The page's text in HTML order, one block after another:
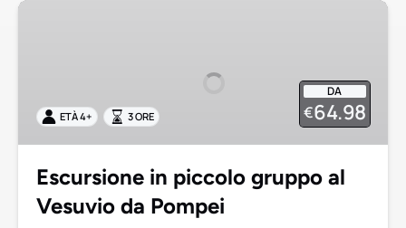
Escursione
Vesuvio
da
DA
€64.98
ETÀ 4+ 3 ORE
Escursione in piccolo gruppo al
Vesuvio da Pompei